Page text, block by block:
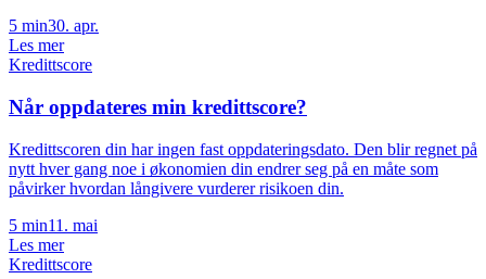
5 min30. apr.
Les mer
Kredittscore
Når oppdateres min kredittscore?
Kredittscoren din har ingen fast oppdateringsdato. Den blir regnet på
nytt hver gang noe i økonomien din endrer seg på en måte som
påvirker hvordan långivere vurderer risikoen din.
5 min11. mai
Les mer
Kredittscore